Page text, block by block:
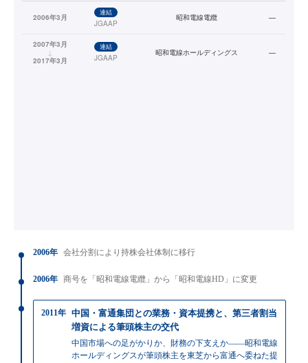
2006年3月
連結
JGAAP
昭和電線電纜 —
2007年3月
↓
2017年3月
連結
JGAAP
昭和電線ホールディングス —
2006年 会社分割により持株会社体制に移行
2006年 商号を「昭和電線電纜」から「昭和電線HD」に変更
2011年 中国・富通集団との業務・資本提携と、第三者割当
増資による筆頭株主の交代
中国市場への足がかりか、財務の下支えか——昭和電線
ホールディングスが筆頭株主を東芝から富通へ委ねた提